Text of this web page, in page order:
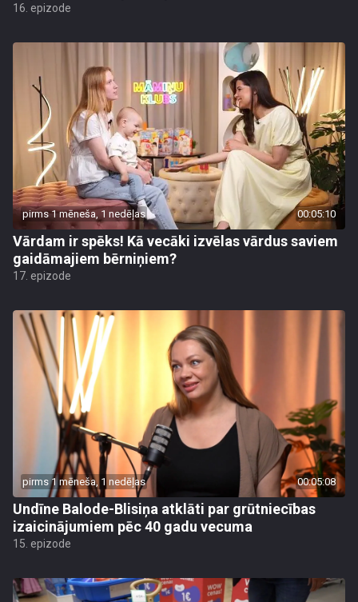
16. epizode
pirms 1 mēneša, 1 nedēļas 00:05:10
Vārdam ir spēks! Kā vecāki izvēlas vārdus saviem
gaidāmajiem bērniņiem?
17. epizode
pirms 1 mēneša, 1 nedēļas 00:05:08
Undīne Balode-Blisiņa atklāti par grūtniecības
izaicinājumiem pēc 40 gadu vecuma
15. epizode